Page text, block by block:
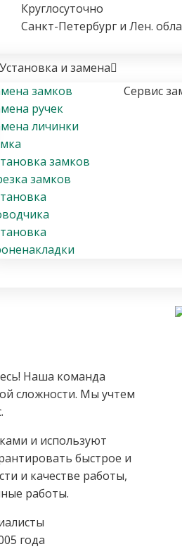
Круглосуточно
Санкт-Петербург и Лен.
Установка и замена
замков
ручек
личинки
замков
замков
Сервис
Наша команда
сложности. Мы учтем
и используют
быстрое и
и качестве работы,
работы.
года